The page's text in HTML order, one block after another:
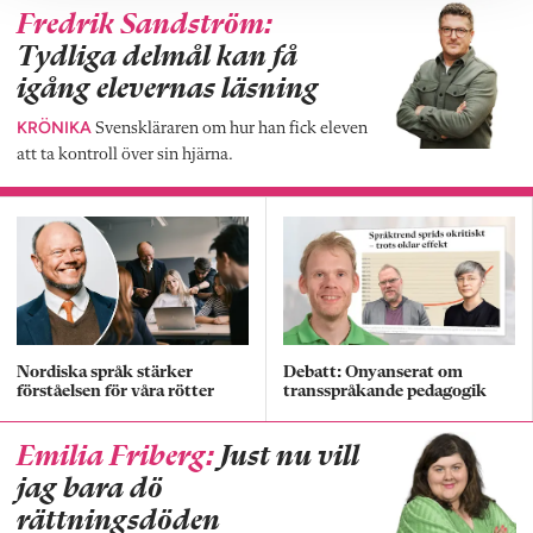
Fredrik Sandström:
Tydliga delmål kan få
igång elevernas läsning
KRÖNIKA Svenskläraren om hur han fick eleven
att ta kontroll över sin hjärna.
Nordiska språk stärker
förståelsen för våra rötter
Debatt: Onyanserat om
transspråkande pedagogik
Emilia Friberg: Just nu vill
jag bara dö
rättningsdöden